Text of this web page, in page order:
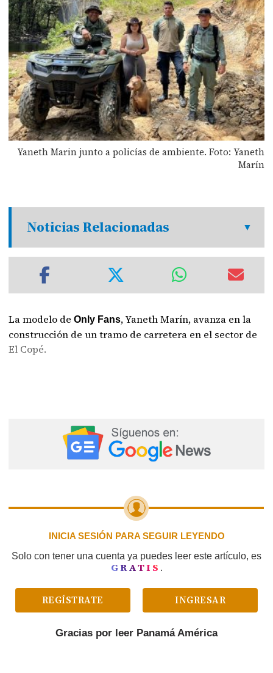
Yaneth Marin junto a policías de ambiente. Foto: Yaneth
Marín
Noticias Relacionadas
La modelo deOnly Fans, Yaneth Marín, avanza en la
construcción de un tramo de carretera en el sector de
El Copé.
INICIA SESIÓN PARA SEGUIR LEYENDO
Solo con tener una cuenta ya puedes leer este artículo, es
GRATIS .
REGÍSTRATE INGRESAR
Gracias por leer Panamá América